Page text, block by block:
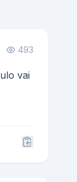
493
vai